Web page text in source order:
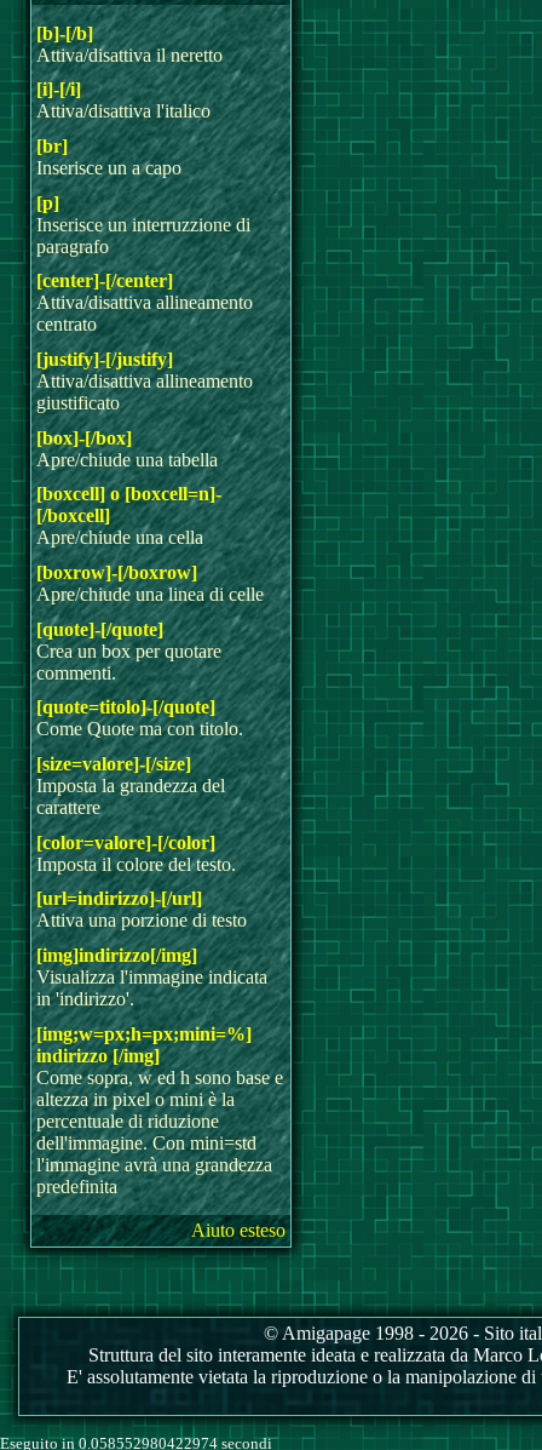
[b]-[/b]
Attiva/disattiva il neretto
[i]-[/i]
Attiva/disattiva l'italico
[br]
Inserisce un a capo
[p]
Inserisce un interruzzione di
paragrafo
[center]-[/center]
Attiva/disattiva allineamento
centrato
[justify]-[/justify]
Attiva/disattiva allineamento
giustificato
[box]-[/box]
Apre/chiude una tabella
[boxcell] o [boxcell=n]-
[/boxcell]
Apre/chiude una cella
[boxrow]-[/boxrow]
Apre/chiude una linea di celle
[quote]-[/quote]
Crea un box per quotare
commenti.
[quote=titolo]-[/quote]
Come Quote ma con titolo.
[size=valore]-[/size]
Imposta la grandezza del
carattere
[color=valore]-[/color]
Imposta il colore del testo.
[url=indirizzo]-[/url]
Attiva una porzione di testo
[img]indirizzo[/img]
Visualizza l'immagine indicata
in 'indirizzo'.
[img;w=px;h=px;mini=%]
indirizzo [/img]
Come sopra, w ed h sono base e
altezza in pixel o mini è la
percentuale di riduzione
dell'immagine. Con mini=std
l'immagine avrà una grandezza
predefinita
Aiuto esteso
© Amigapage 1998 - 2026 - Sito
Struttura del sito interamente ideata e realizzata da
E' assolutamente vietata la riproduzione o la manipolazione
Eseguito in 0.058552980422974 secondi